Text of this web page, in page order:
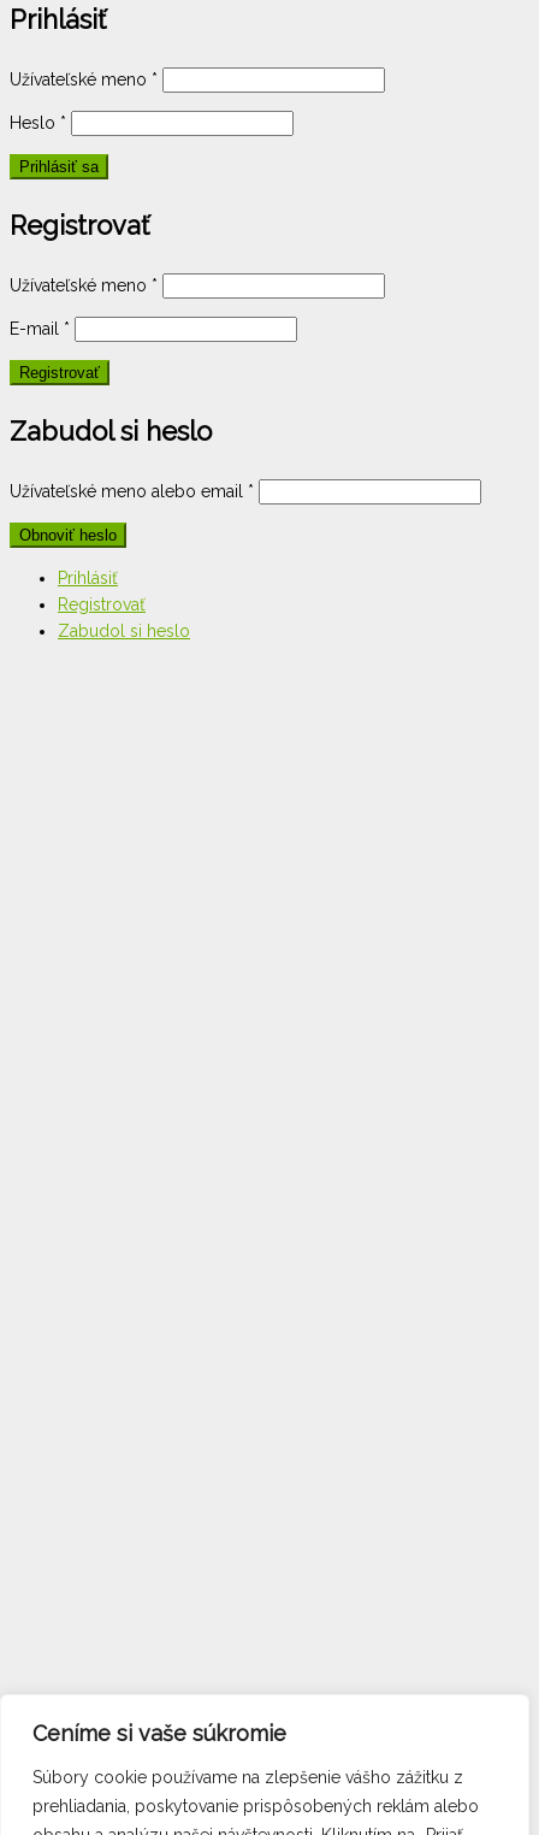
Ceníme si vaše súkromie
Súbory cookie používame na zlepšenie vášho zážitku z
prehliadania, poskytovanie prispôsobených reklám alebo
Prihlásiť
Užívateľské meno *
Heslo *
Registrovať
Užívateľské meno *
E-mail *
Zabudol si heslo
Užívateľské meno alebo email *
Prihlásiť
Registrovať
Zabudol si heslo